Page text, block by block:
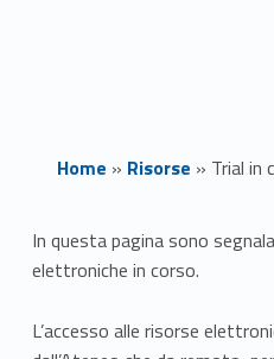
Home » Risorse » Trial in
T
r
i
In questa pagina sono
elettroniche in corso.
L’accesso alle risorse